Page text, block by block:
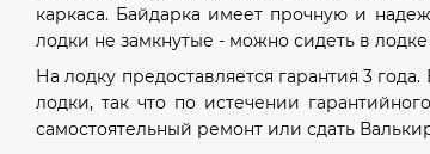
каркаса. Байдарка имеет прочную и
лодки не замкнутые - можно сидеть в
На лодку предоставляется гарантия 3
лодки, так что по истечении
самостоятельный ремонт или сдать